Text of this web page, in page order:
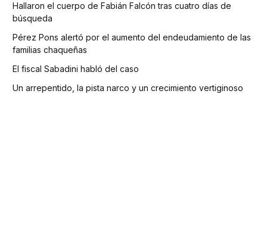
Hallaron el cuerpo de Fabián Falcón tras cuatro días de
búsqueda
Pérez Pons alertó por el aumento del endeudamiento de las
familias chaqueñas
El fiscal Sabadini habló del caso
Un arrepentido, la pista narco y un crecimiento vertiginoso